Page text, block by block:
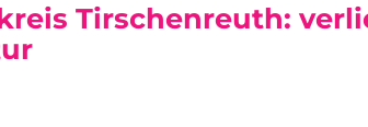
Tirschenreuth: